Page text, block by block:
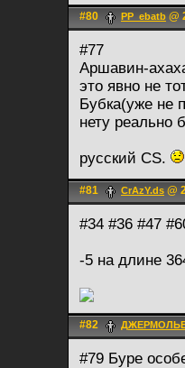
#80 PP_ebatb @
#77
Аршавин-
это явно не
Бубка(уже не
нету реально
русский CS.
#81 CrAzY.ds @
#34 #36 #47
-5 на длине
#82
#79 Буре